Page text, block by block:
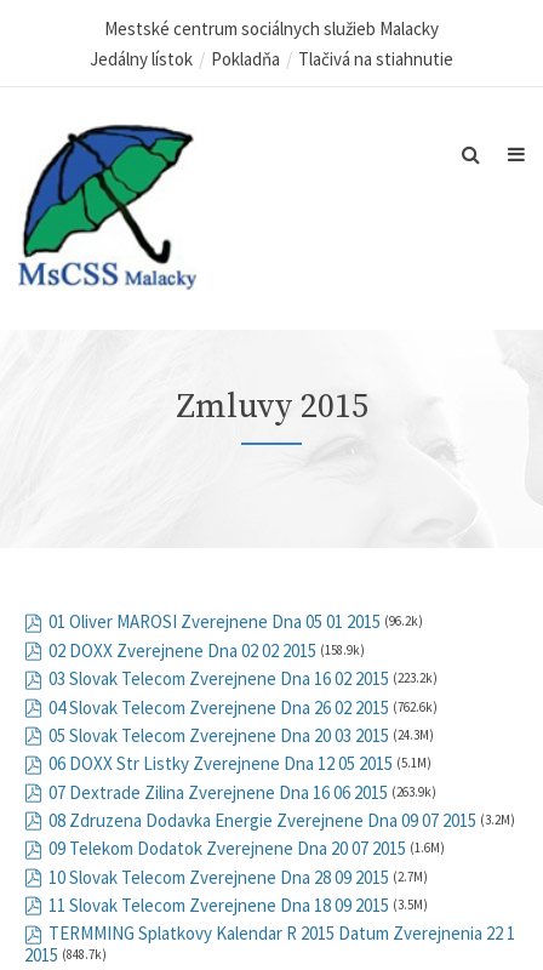
Mestské centrum sociálnych služieb Malacky
Jedálny lístok
Pokladňa Tlačivá na stiahnutie
Zmluvy 2015
01 Oliver MAROSI Zverejnene Dna 05 01 2015 (96.2k)
02 DOXX Zverejnene Dna 02 02 2015 (158.9k)
03 Slovak Telecom Zverejnene Dna 16 02 2015 (223.2k)
04 Slovak Telecom Zverejnene Dna 26 02 2015 (762.6k)
05 Slovak Telecom Zverejnene Dna 20 03 2015 (24.3M)
06 DOXX Str Listky Zverejnene Dna 12 05 2015 (5.1M)
07 Dextrade Zilina Zverejnene Dna 16 06 2015 (263.9k)
08 Zdruzena Dodavka Energie Zverejnene Dna 09 07 2015 (3.2M)
09 Telekom Dodatok Zverejnene Dna 20 07 2015 (1.6M)
10 Slovak Telecom Zverejnene Dna 28 09 2015 (2.7M)
11 Slovak Telecom Zverejnene Dna 18 09 2015 (3.5M)
TERMMING Splatkovy Kalendar R 2015 Datum Zverejnenia 22 1
2015 (848.7k)